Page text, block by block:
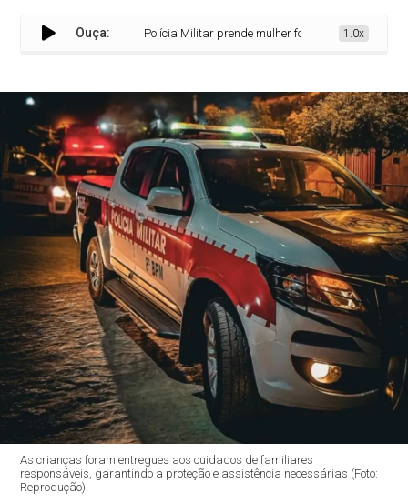
Ouça: Polícia Militar prende mulher foragida da Justiça e
1.0x
As crianças foram entregues aos cuidados de familiares
responsáveis, garantindo a proteção e assistência necessárias (Foto:
Reprodução)